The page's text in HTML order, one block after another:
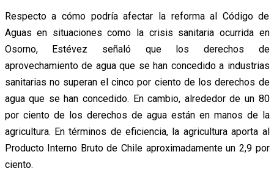
Respecto a cómo podría afectar la reforma al Código de
Aguas en situaciones como la crisis sanitaria ocurrida en
Osorno, Estévez señaló que los derechos de
aprovechamiento de agua que se han concedido a industrias
sanitarias no superan el cinco por ciento de los derechos de
agua que se han concedido. En cambio, alrededor de un 80
por ciento de los derechos de agua están en manos de la
agricultura. En términos de eficiencia, la agricultura aporta al
Producto Interno Bruto de Chile aproximadamente un 2,9 por
ciento.